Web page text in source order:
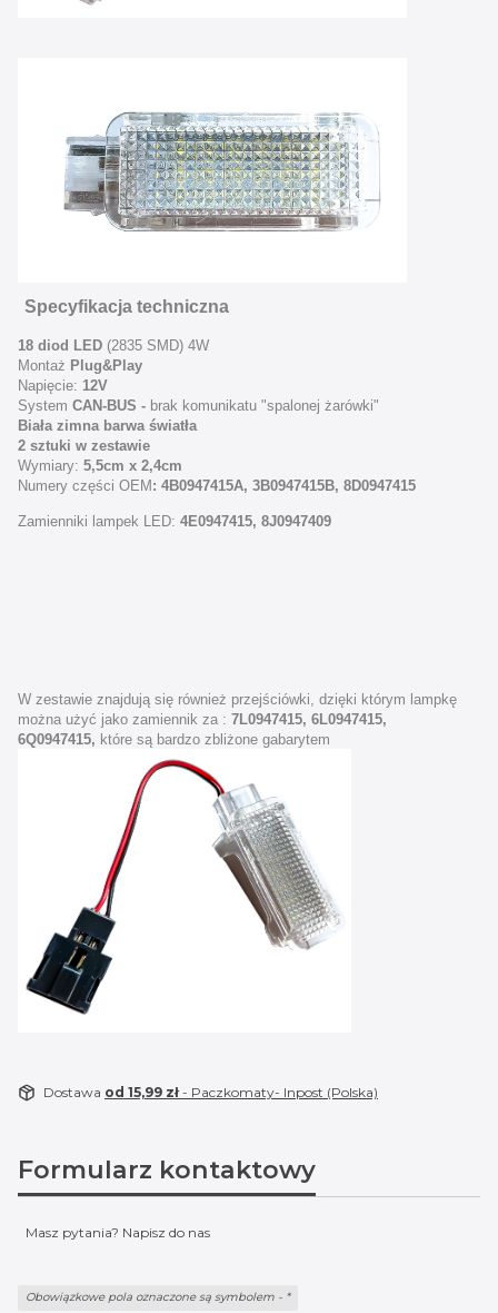
Specyfikacja techniczna
18 diod LED (2835 SMD) 4W
Montaż Plug&Play
Napięcie: 12V
System CAN-BUS - brak komunikatu "spalonej żarówki"
Biała zimna barwa światła
2 sztuki w zestawie
Wymiary: 5,5cm x 2,4cm
Numery części OEM : 4B0947415A, 3B0947415B, 8D0947415
Zamienniki lampek LED: 4E0947415, 8J0947409
W zestawie znajdują się również przejściówki, dzięki którym lampkę
można użyć jako zamiennik za : 7L0947415, 6L0947415,
6Q0947415, które są bardzo zbliżone gabarytem
Dostawa od 15,99 zł - Paczkomaty- Inpost (Polska)
Formularz kontaktowy
Masz pytania? Napisz do nas
Obowiązkowe pola oznaczone są symbolem - *